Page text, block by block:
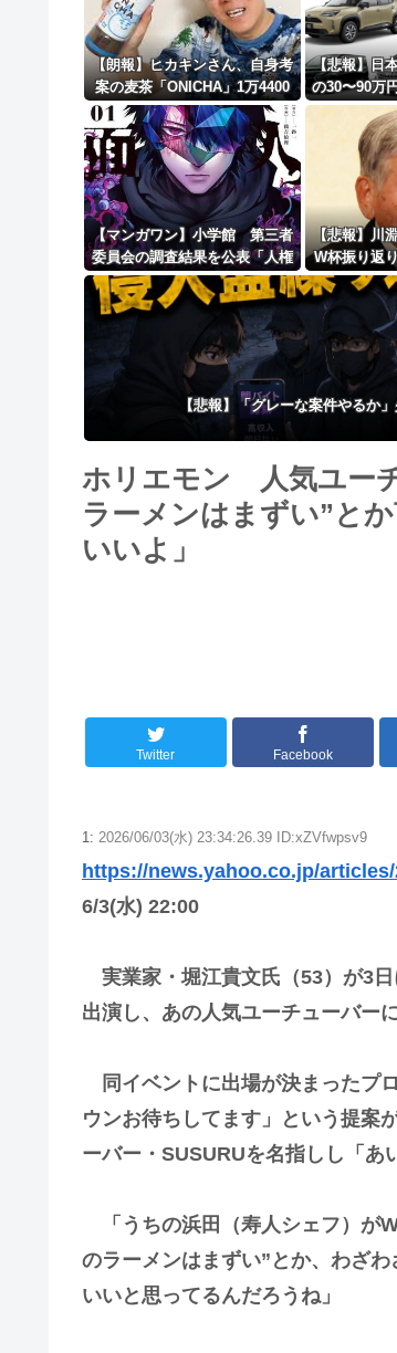
8/4のニュース
日本旅行キャンセルすべきか…1
更新中止のお知らせ
海外「おめでとうタキ！」リヴ
【朗報】ヒカキンさん、自身考
案の麦茶「ONICHA」1万4400
本を熊本県に発送ｗｗｗｗｗｗ
ｗ
【悲報】日
の30〜90万
ｗ
【マンガワン】小学館 第三者
委員会の調査結果を公表「人権
意識十分でなかった」 性加害
歴ある漫画家を別名義で起用
【悲報】川
W杯振り返
した人
【悲報】「グレーな案件やるか
ホリエモン 人気ユー
ラーメンはまずい”と
いいよ」
Twitter Facebook
1: 2026/06/03(水) 23:34:26.39 ID:xZVfwpsv9
https://news.yahoo.co.jp/articles/
6/3(水) 22:00
実業家・堀江貴文氏（53）が3
出演し、あの人気ユーチューバー
同イベントに出場が決まったプ
ウンお待ちしてます」という提案
ーバー・SUSURUを名指しし「あ
「うちの浜田（寿人シェフ）が
のラーメンはまずい”とか、わざ
いいと思ってるんだろうね」